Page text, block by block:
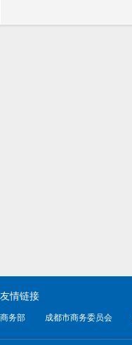
友情链接
商务部 成都市商务委员会